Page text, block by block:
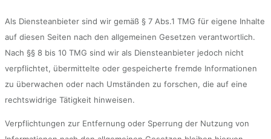
Als Diensteanbieter sind wir gemäß § 7 Abs.1 TMG für eigene Inhalte
auf diesen Seiten nach den allgemeinen Gesetzen verantwortlich.
Nach §§ 8 bis 10 TMG sind wir als Diensteanbieter jedoch nicht
verpflichtet, übermittelte oder gespeicherte fremde Informationen
zu überwachen oder nach Umständen zu forschen, die auf eine
rechtswidrige Tätigkeit hinweisen.
Verpflichtungen zur Entfernung oder Sperrung der Nutzung von